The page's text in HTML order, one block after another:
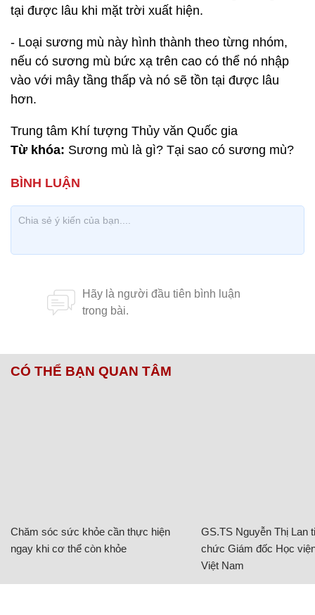
tại được lâu khi mặt trời xuất hiện.
- Loại sương mù này hình thành theo từng nhóm,
nếu có sương mù bức xạ trên cao có thể nó nhập
vào với mây tầng thấp và nó sẽ tồn tại được lâu
hơn.
Trung tâm Khí tượng Thủy văn Quốc gia
Từ khóa: Sương mù là gì? Tại sao có sương mù?
CÓ THỂ BẠN QUAN TÂM
Chăm sóc sức khỏe cần thực hiện
ngay khi cơ thể còn khỏe
GS.TS Nguyễn Thị Lan
chức Giám đốc Học
Việt Nam